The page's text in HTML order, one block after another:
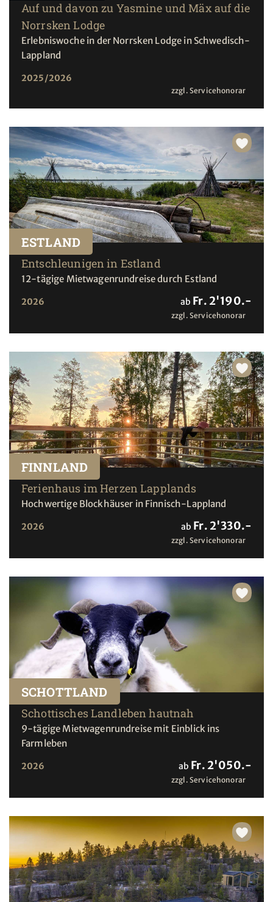
Auf und davon zu Yasmine und Mäx auf die
Norrsken Lodge
Erlebniswoche in der Norrsken Lodge in Schwedisch-
Lappland
2025/2026
zzgl. Servicehonorar
ESTLAND
Entschleunigen in Estland
12-tägige Mietwagenrundreise durch Estland
2026 ab Fr. 2'190.-
zzgl. Servicehonorar
FINNLAND
Ferienhaus im Herzen Lapplands
Hochwertige Blockhäuser in Finnisch-Lappland
2026 ab Fr. 2'330.-
zzgl. Servicehonorar
SCHOTTLAND
Schottisches Landleben hautnah
9-tägige Mietwagenrundreise mit Einblick ins
Farmleben
2026 ab Fr. 2'050.-
zzgl. Servicehonorar